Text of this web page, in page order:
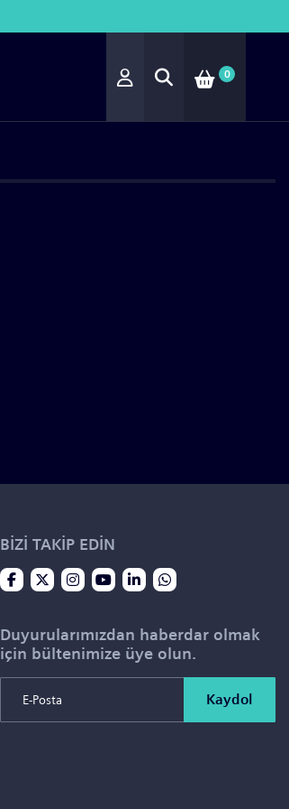
0
BİZİ TAKİP EDİN
Duyurularımızdan haberdar olmak
için bültenimize üye olun.
Kaydol